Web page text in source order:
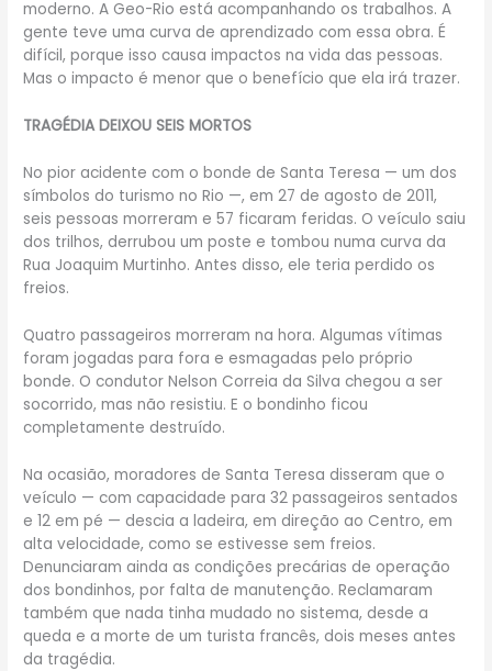
moderno. A Geo-Rio está acompanhando os trabalhos. A
gente teve uma curva de aprendizado com essa obra. É
difícil, porque isso causa impactos na vida das pessoas.
Mas o impacto é menor que o benefício que ela irá trazer.
TRAGÉDIA DEIXOU SEIS MORTOS
No pior acidente com o bonde de Santa Teresa — um dos
símbolos do turismo no Rio —, em 27 de agosto de 2011,
seis pessoas morreram e 57 ficaram feridas. O veículo saiu
dos trilhos, derrubou um poste e tombou numa curva da
Rua Joaquim Murtinho. Antes disso, ele teria perdido os
freios.
Quatro passageiros morreram na hora. Algumas vítimas
foram jogadas para fora e esmagadas pelo próprio
bonde. O condutor Nelson Correia da Silva chegou a ser
socorrido, mas não resistiu. E o bondinho ficou
completamente destruído.
Na ocasião, moradores de Santa Teresa disseram que o
veículo — com capacidade para 32 passageiros sentados
e 12 em pé — descia a ladeira, em direção ao Centro, em
alta velocidade, como se estivesse sem freios.
Denunciaram ainda as condições precárias de operação
dos bondinhos, por falta de manutenção. Reclamaram
também que nada tinha mudado no sistema, desde a
queda e a morte de um turista francês, dois meses antes
da tragédia.